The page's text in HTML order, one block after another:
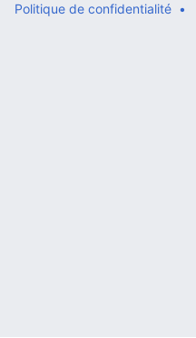
Politique de confidentialité